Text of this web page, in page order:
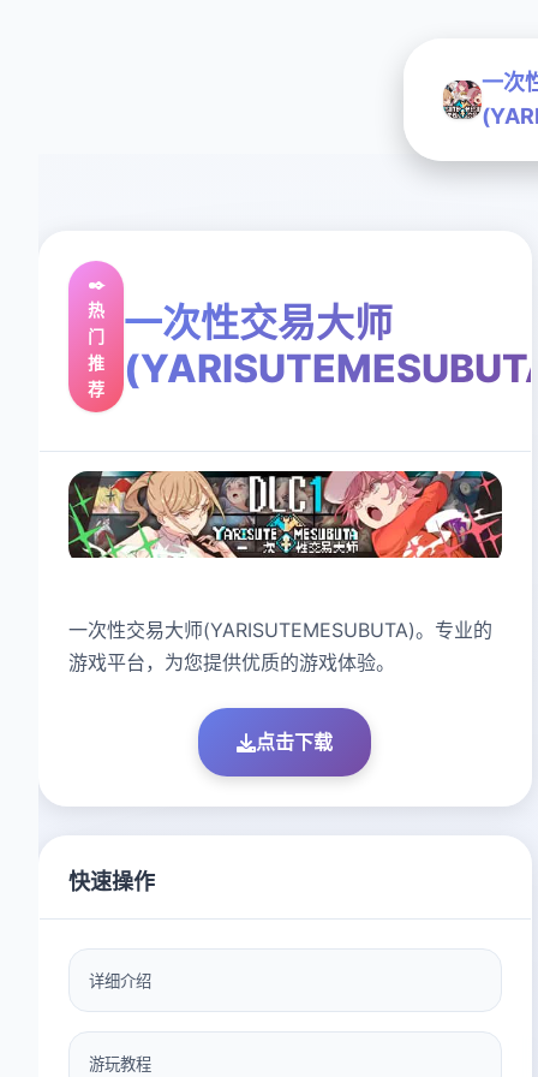
一次
✒️
热
门
推
荐
一次性交易大师
一次性交易大师(YARISUTEMESUBUTA)。专业的
游戏平台，为您提供优质的游戏体验。
点击下载
快速操作
详细介绍
游玩教程